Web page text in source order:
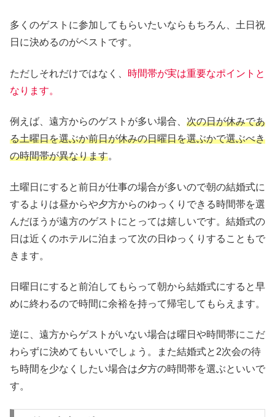
多くのゲストに参加してもらいたいならもちろん、土日祝
日に決めるのがベストです。
ただしそれだけではなく、 時間帯が実は重要なポイントと
なります。
例えば、遠方からのゲストが多い場合、 次の日が休みであ
る土曜日を選ぶか前日が休みの日曜日を選ぶかで選ぶべき
の時間帯が異なります。
土曜日にすると前日が仕事の場合が多いので朝の結婚式に
するよりは昼からや夕方からのゆっくりできる時間帯を選
んだほうが遠方のゲストにとっては嬉しいです。結婚式の
日は近くのホテルに泊まって次の日ゆっくりすることもで
きます。
日曜日にすると前泊してもらって朝から結婚式にすると早
めに終わるので時間に余裕を持って帰宅してもらえます。
逆に、遠方からゲストがいない場合は曜日や時間帯にこだ
わらずに決めてもいいでしょう。また結婚式と2次会の待
ち時間を少なくしたい場合は夕方の時間帯を選ぶといいで
す。